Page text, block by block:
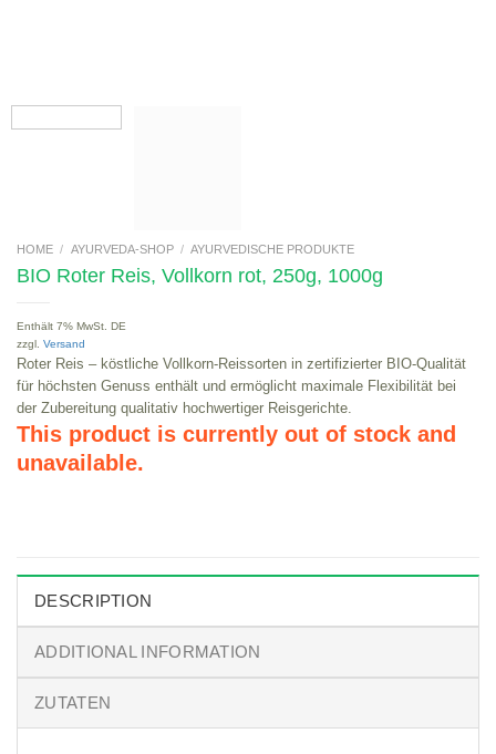
HOME / AYURVEDA-SHOP / AYURVEDISCHE PRODUKTE
BIO Roter Reis, Vollkorn rot, 250g, 1000g
Enthält 7% MwSt. DE
zzgl. Versand
Roter Reis – köstliche Vollkorn-Reissorten in zertifizierter BIO-Qualität
für höchsten Genuss enthält und ermöglicht maximale Flexibilität bei
der Zubereitung qualitativ hochwertiger Reisgerichte.
This product is currently out of stock and
unavailable.
DESCRIPTION
ADDITIONAL INFORMATION
ZUTATEN